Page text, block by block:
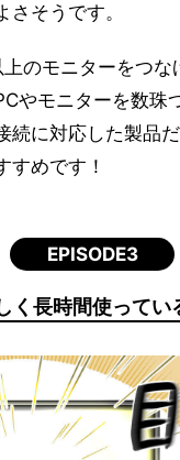
さそうです。
のモニターをつな
やモニターを数珠
続に対応した製品
すめです！
EPISODE3
く長時間使ってい